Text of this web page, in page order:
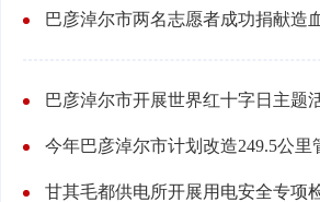
巴彦淖尔市两名志愿者成功捐献造
巴彦淖尔市开展世界红十字日主题
今年巴彦淖尔市计划改造249.5公里
甘其毛都供电所开展用电安全专项